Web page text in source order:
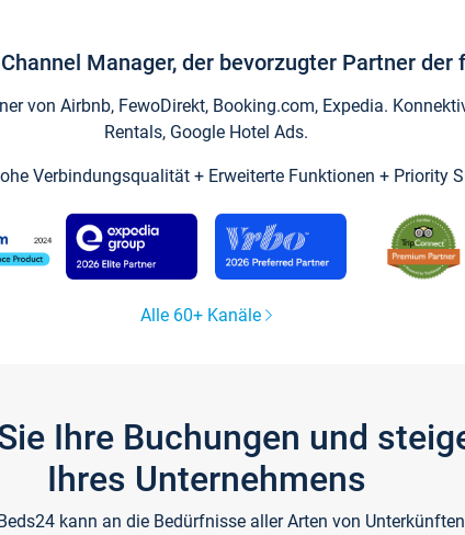
Manager, der bevorzugter Partner
von Airbnb, FewoDirekt, Booking.com, Expedia.
Rentals, Google Hotel Ads.
Verbindungsqualität + Erweiterte Funktionen + Priority
Alle 60+ Kanäle
Ihre Buchungen und
Ihres Unternehmens
kann an die Bedürfnisse aller Arten von